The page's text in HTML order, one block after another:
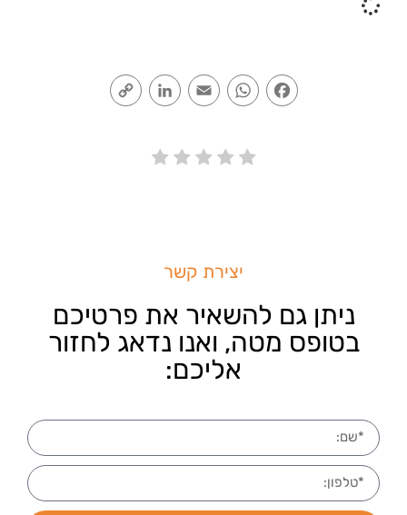
Facebook
WhatsApp
Email
LinkedIn
יצירת קשר
ניתן גם להשאיר את פרטיכם
בטופס מטה, ואנו נדאג לחזור
אליכם: